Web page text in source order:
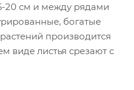
20 см и между рядами
богатые
производится
виде листья срезают с